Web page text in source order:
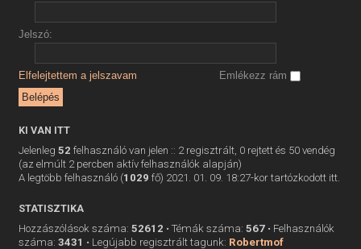
Jelszó:
Elfelejtettem a jelszavam Emlékezz rám
KI VAN ITT
Jelenleg 52 felhasználó van jelen :: 2 regisztrált, 0 rejtett és 50 vendég
(az elmúlt 2 percben aktív felhasználók alapján)
A legtöbb felhasználó (1029 fő) 2021. 01. 09. 18:27-kor tartózkodott itt.
STATISZTIKA
Hozzászólások száma: 52612 • Témák száma: 567• Felhasználók
száma: 3431 • Legújabb regisztrált tagunk: Robertmof